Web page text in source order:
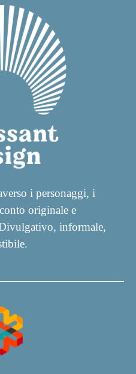
i personaggi, i
originale e
informale,